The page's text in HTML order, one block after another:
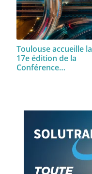
Toulouse accueille la
17e édition de la
Conférence…